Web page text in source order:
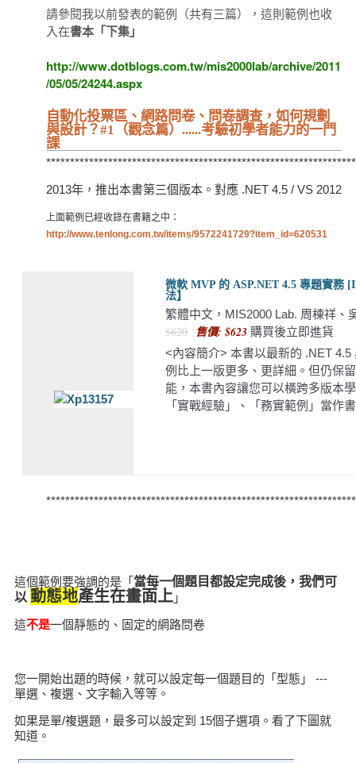
請參閱我以前發表的範例（共有三篇），這則範例也收
入在書本「下集」
http://www.dotblogs.com.tw/mis2000lab/archive/2011
/05/05/24244.aspx
自動化投票區、網路問卷、問卷調查，如何規劃
與設計？#1（觀念篇）......考驗初學者能力的一門
課
2013年，推出本書第三個版本。對應 .NET 4.5 / VS 2012
上面範例已經收錄在書籍之中：
http://www.tenlong.com.tw/items/9572241729?item_id=620531
微軟 MVP 的 ASP.NET 4.5 專題實務
法】
繁體中文，MIS2000 Lab. 周棟祥、
$820 售價: $623購買後立即進貨
<內容簡介> 本書以最新的 .NET
例比上一版更多、更詳細。但仍保
能，本書內容讓您可以橫跨多版本
「實戰經驗」、「務實範例」當作
這個範例要強調的是「 當每一個題目都設定完成後，我們可
以 動態地產生在畫面上」
這不是一個靜態的、固定的網路問卷
您一開始出題的時候，就可以設定每一個題目的「型態」 ---
單選、複選、文字輸入等等。
如果是單/複選題，最多可以設定到 15個子選項。看了下圖就
知道。